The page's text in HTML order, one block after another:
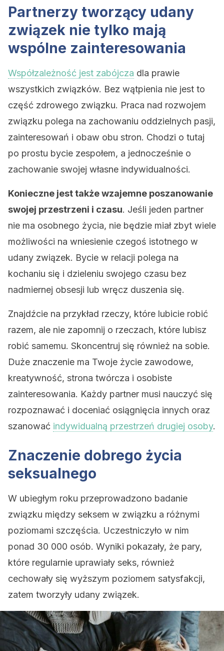
Partnerzy tworzący udany
związek nie tylko mają
wspólne zainteresowania
Współzależność jest zabójcza dla prawie
wszystkich związków. Bez wątpienia nie jest to
część zdrowego związku. Praca nad rozwojem
związku polega na zachowaniu oddzielnych pasji,
zainteresowań i obaw obu stron. Chodzi o tutaj
po prostu bycie zespołem, a jednocześnie o
zachowanie swojej własne indywidualności.
Konieczne jest także wzajemne poszanowanie
swojej przestrzeni i czasu. Jeśli jeden partner
nie ma osobnego życia, nie będzie miał zbyt wiele
możliwości na wniesienie czegoś istotnego w
udany związek. Bycie w relacji polega na
kochaniu się i dzieleniu swojego czasu bez
nadmiernej obsesji lub wręcz duszenia się.
Znajdźcie na przykład rzeczy, które lubicie robić
razem, ale nie zapomnij o rzeczach, które lubisz
robić samemu. Skoncentruj się również na sobie.
Duże znaczenie ma Twoje życie zawodowe,
kreatywność, strona twórcza i osobiste
zainteresowania. Każdy partner musi nauczyć się
rozpoznawać i doceniać osiągnięcia innych oraz
szanować indywidualną przestrzeń drugiej osoby.
Znaczenie dobrego życia
seksualnego
W ubiegłym roku przeprowadzono badanie
związku między seksem w związku a różnymi
poziomami szczęścia. Uczestniczyło w nim
ponad 30 000 osób. Wyniki pokazały, że pary,
które regularnie uprawiały seks, również
cechowały się wyższym poziomem satysfakcji,
zatem tworzyły udany związek.